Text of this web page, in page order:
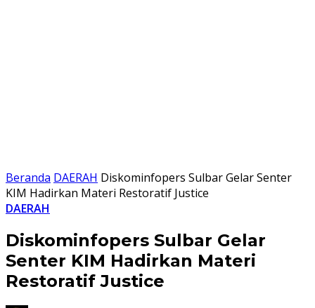
Beranda DAERAH Diskominfopers Sulbar Gelar Senter
KIM Hadirkan Materi Restoratif Justice
DAERAH
Diskominfopers Sulbar Gelar
Senter KIM Hadirkan Materi
Restoratif Justice